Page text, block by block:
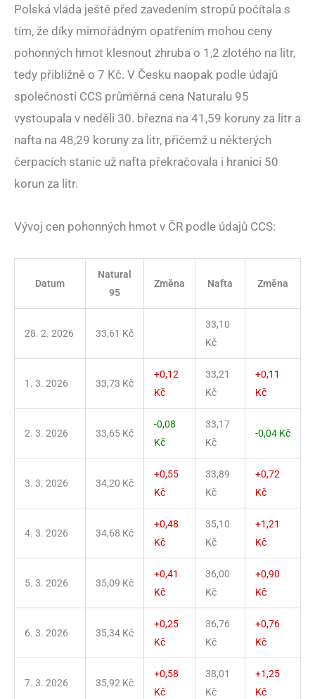
Polská vláda ještě před zavedením stropů počítala s
tím, že díky mimořádným opatřením mohou ceny
pohonných hmot klesnout zhruba o 1,2 zlotého na litr,
tedy přibližně o 7 Kč. V Česku naopak podle údajů
společnosti CCS průměrná cena Naturalu 95
vystoupala v neděli 30. března na 41,59 koruny za litr a
nafta na 48,29 koruny za litr, přičemž u některých
čerpacích stanic už nafta překračovala i hranici 50
korun za litr.
Vývoj cen pohonných hmot v ČR podle údajů CCS:
Datum
Natural
95
Změna Nafta Změna
28. 2. 2026 33,61 Kč
33,10
Kč
1. 3. 2026 33,73 Kč
+0,12
Kč
33,21
Kč
+0,11
Kč
2. 3. 2026 33,65 Kč
-0,08
Kč
33,17
Kč
-0,04 Kč
3. 3. 2026 34,20 Kč
+0,55
Kč
33,89
Kč
+0,72
Kč
4. 3. 2026 34,68 Kč
+0,48
Kč
35,10
Kč
+1,21
Kč
5. 3. 2026 35,09 Kč
+0,41
Kč
36,00
Kč
+0,90
Kč
6. 3. 2026 35,34 Kč
+0,25
Kč
36,76
Kč
+0,76
Kč
7. 3. 2026 35,92 Kč
+0,58
Kč
38,01
Kč
+1,25
Kč